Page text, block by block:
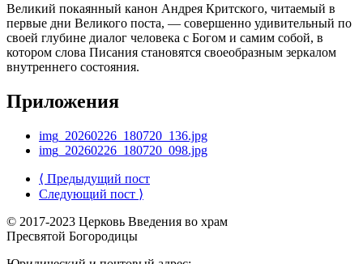
Великий покаянный канон Андрея Критского, читаемый в
первые дни Великого поста, — совершенно удивительный по
своей глубине диалог человека с Богом и самим собой, в
котором слова Писания становятся своеобразным зеркалом
внутреннего состояния.
Приложения
img_20260226_180720_136.jpg
img_20260226_180720_098.jpg
⟨ Предыдущий пост
Следующий пост ⟩
© 2017-2023 Церковь Введения во храм
Пресвятой Богородицы